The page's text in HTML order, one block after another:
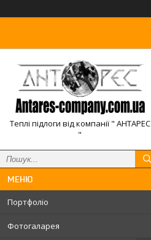
Теплі підлоги від компанії " АНТАРЕС
"
Портфоліо
Фотогаларея